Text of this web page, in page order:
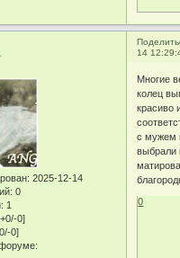
14
: 2025-12-14
0
1
0]
0]
Многие
колец
красиво
с мужем
выбрали
0